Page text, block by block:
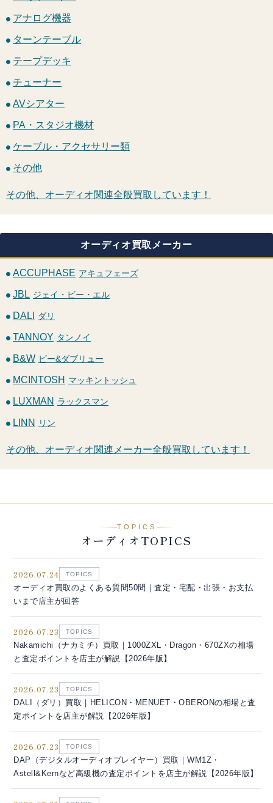
アナログ機器
ターンテーブル
テープデッキ
チューナー
AVシアター
PA・スタジオ機材
ケーブル・アクセサリー類
その他
その他、オーディオ関連全般買取しています！
オーディオ買取メーカー
ACCUPHASE アキュフェーズ
JBL ジェイ・ビー・エル
DALI ダリ
TANNOY タンノイ
B&W ビー&ダブリュー
MCINTOSH マッキントッシュ
LUXMAN ラックスマン
LINN リン
その他、オーディオ関連メーカー全般買取しています！
TOPICS
オーディオTOPICS
2026.07.24 TOPICS
オーディオ買取のよくある質問50問｜査定・宅配・出張・お支払
いまで店主が回答
2026.07.23 TOPICS
Nakamichi（ナカミチ）買取｜1000ZXL・Dragon・670ZXの相場
と査定ポイントを店主が解説【2026年版】
2026.07.23 TOPICS
DALI（ダリ）買取｜HELICON・MENUET・OBERONの相場と査
定ポイントを店主が解説【2026年版】
2026.07.23 TOPICS
DAP（デジタルオーディオプレイヤー）買取｜WM1Z・
Astell&Kernなど高級機の査定ポイントを店主が解説【2026年版】